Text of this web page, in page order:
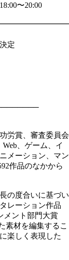
〜20:00
定
労賞、審査委員会
、ゲーム、イ
メーション、マン
作品のなかから
の度合いに基づい
レーション作品
メント部門大賞
素材を編集するこ
楽しく表現した